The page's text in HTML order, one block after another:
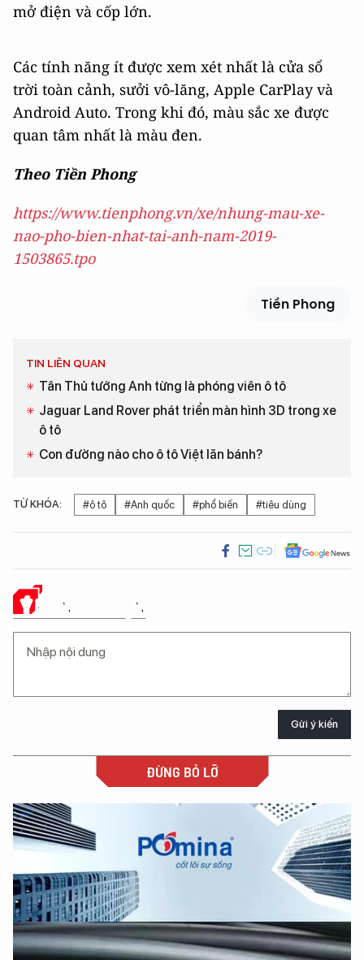
mở điện và cốp lớn.
Các tính năng ít được xem xét nhất là cửa sổ
trời toàn cảnh, sưởi vô-lăng, Apple CarPlay và
Android Auto. Trong khi đó, màu sắc xe được
quan tâm nhất là màu đen.
Theo Tiền Phong
https://www.tienphong.vn/xe/nhung-mau-xe-
nao-pho-bien-nhat-tai-anh-nam-2019-
1503865.tpo
Tiền Phong
TIN LIÊN QUAN
Tân Thủ tướng Anh từng là phóng viên ô tô
Jaguar Land Rover phát triển màn hình 3D trong xe
ô tô
Con đường nào cho ô tô Việt lăn bánh?
TỪ KHÓA: #ô tô #Anh quốc #phổ biến #tiêu dùng
Ý KIẾN CỦA BẠN
Gửi ý kiến
ĐỪNG BỎ LỠ